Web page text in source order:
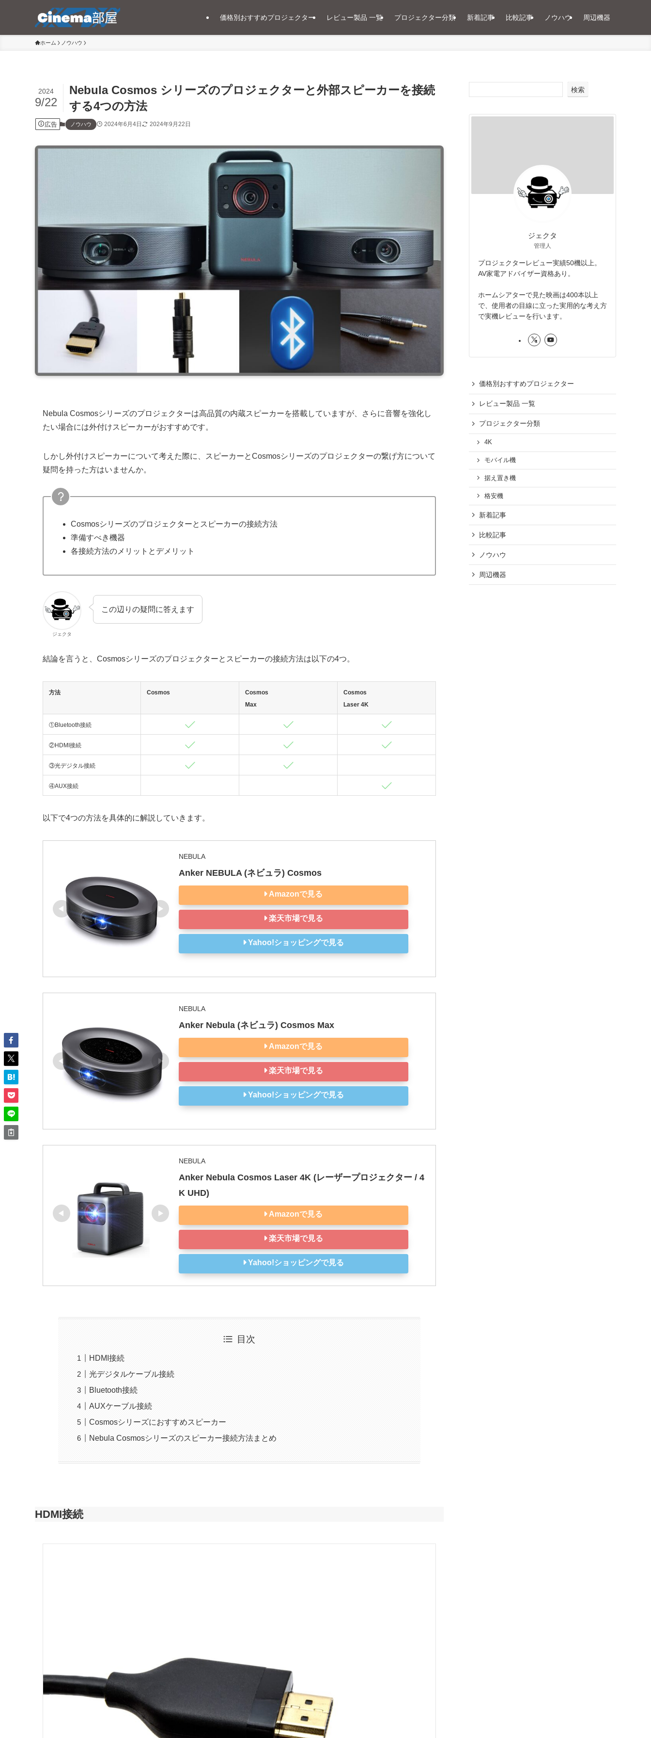
価格別おすすめプロジェクター レビュー製品 一覧 プロジェクター分類 新着記事 比較記事 ノウハウ 周辺機器
ホーム ノウハウ
Nebula Cosmos シリーズのプロジェクターと外部スピーカーを接続
する4つの方法
2024
9/22
広告 ノウハウ 2024年6月4日 2024年9月22日
Nebula Cosmosシリーズのプロジェクターは高品質の内蔵スピーカーを搭載していますが、さらに音響を強化し
たい場合には外付けスピーカーがおすすめです。
しかし外付けスピーカーについて考えた際に、スピーカーとCosmosシリーズのプロジェクターの繋げ方について
疑問を持った方はいませんか。
Cosmosシリーズのプロジェクターとスピーカーの接続方法
準備すべき機器
各接続方法のメリットとデメリット
ジェクタ
この辺りの疑問に答えます
結論を言うと、Cosmosシリーズのプロジェクターとスピーカーの接続方法は以下の4つ。
方法 Cosmos
Cosmos
Max
Cosmos
Laser 4K
①Bluetooth接続
②HDMI接続
③光デジタル接続
④AUX接続
以下で4つの方法を具体的に解説していきます。
NEBULA
Anker NEBULA (ネビュラ) Cosmos
Amazonで見る
楽天市場で見る
Yahoo!ショッピングで見る
NEBULA
Anker Nebula (ネビュラ) Cosmos Max
Amazonで見る
楽天市場で見る
Yahoo!ショッピングで見る
NEBULA
Anker Nebula Cosmos Laser 4K (レーザープロジェクター / 4
K UHD)
Amazonで見る
楽天市場で見る
Yahoo!ショッピングで見る
目次
HDMI接続
光デジタルケーブル接続
Bluetooth接続
AUXケーブル接続
Cosmosシリーズにおすすめスピーカー
Nebula Cosmosシリーズのスピーカー接続方法まとめ
HDMI接続
検索
ジェクタ
管理人
プロジェクターレビュー実績50機以上。
AV家電アドバイザー資格あり。
ホームシアターで見た映画は400本以上
で、使用者の目線に立った実用的な考え方
で実機レビューを行います。
価格別おすすめプロジェクター
レビュー製品 一覧
プロジェクター分類
4K
モバイル機
据え置き機
格安機
新着記事
比較記事
ノウハウ
周辺機器